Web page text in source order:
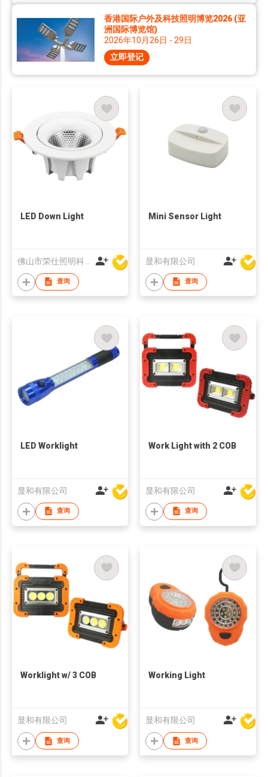
香港国际户外及科技照明博览2026 (亚
洲国际博览馆)
2026年10月26日 - 29日
立即登记
LED Down Light
佛山市荣仕照明科技有限公司
查询
Mini Sensor Light
显和有限公司
查询
LED Worklight
显和有限公司
查询
Work Light with 2 COB
显和有限公司
查询
Worklight w/ 3 COB
显和有限公司
查询
Working Light
显和有限公司
查询